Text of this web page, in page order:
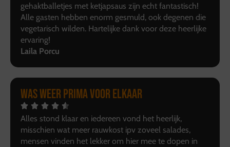
gehaktballetjes met ketjapsaus zijn echt fantastisch!
Alle gasten hebben enorm gesmuld, ook degenen die
vegetarisch wilden. Hartelijke dank voor deze heerlijke
ervaring!
Laila Porcu
Was weer prima voor elkaar
Alles stond klaar en iedereen vond het heerlijk,
misschien wat meer rauwkost ipv zoveel salades,
mensen vinden het lekker om hier mee te dopen in